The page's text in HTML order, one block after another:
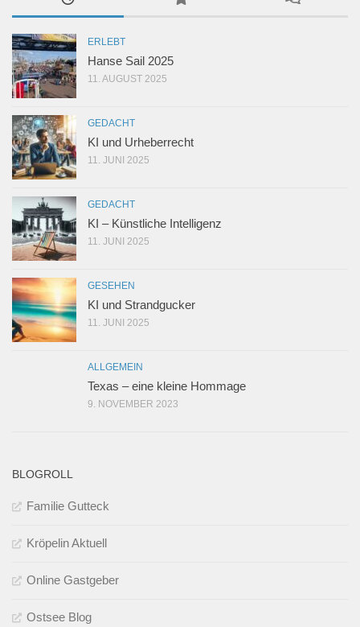
ERLEBT
Hanse Sail 2025
11. AUGUST 2025
GEDACHT
KI und Urheberrecht
11. JUNI 2025
GEDACHT
KI – Künstliche Intelligenz
11. JUNI 2025
GESEHEN
KI und Strandgucker
11. JUNI 2025
ALLGEMEIN
Texas – eine kleine Hommage
9. NOVEMBER 2023
BLOGROLL
Familie Gutteck
Kröpelin Aktuell
Online Gastgeber
Ostsee Blog